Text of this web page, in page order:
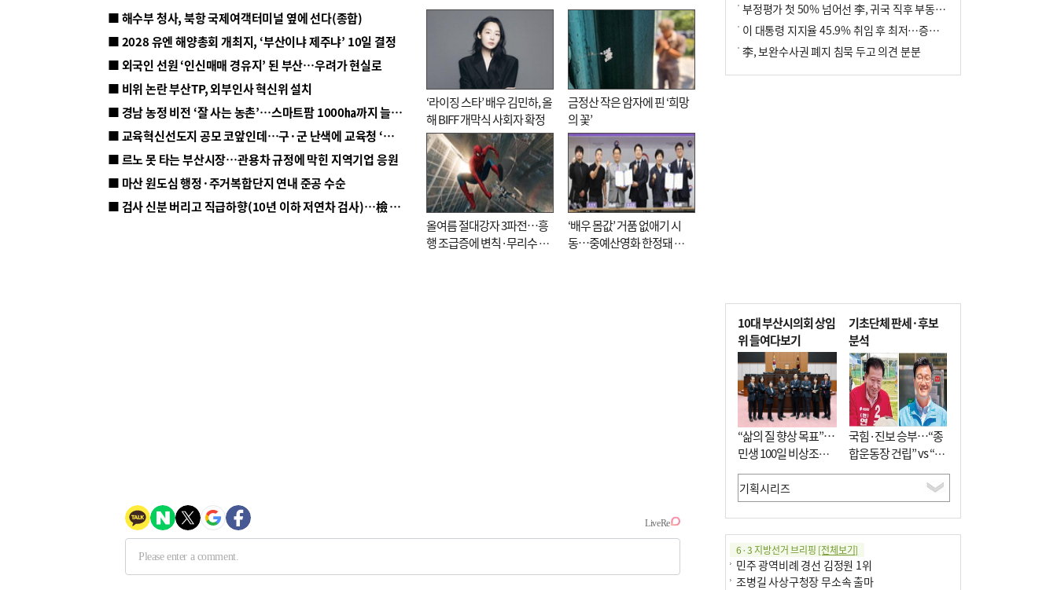
■ 해수부 청사, 북항 국제여객터미널 옆에 선다(종합)
■ 2028 유엔 해양총회 개최지, ‘부산이냐 제주냐’ 10일 결정
■ 외국인 선원 ‘인신매매 경유지’ 된 부산…우려가 현실로
■ 비위 논란 부산TP, 외부인사 혁신위 설치
■ 경남 농정 비전 ‘잘 사는 농촌’…스마트팜 1000㏊까지 늘린다
■ 교육혁신선도지 공모 코앞인데…구·군 난색에 교육청 ‘쩔쩔’
■ 르노 못 타는 부산시장…관용차 규정에 막힌 지역기업 응원
■ 마산 원도심 행정·주거복합단지 연내 준공 수순
■ 검사 신분 버리고 직급하향(10년 이하 저연차 검사)…檢 중수청행 기피
‘라이징 스타’ 배우 김민하, 올
해 BIFF 개막식 사회자 확정
금정산 작은 암자에 핀 ‘희망
의 꽃’
올여름 절대강자 3파전…흥
행 조급증에 변칙·무리수 마
‘배우 몸값’ 거품 없애기 시
동…중예산영화 한정돼 실
부정평가 첫 50% 넘어선 李, 귀국 직후 부동산·증시 점검(종합)
이 대통령 지지율 45.9% 취임 후 최저…증시 폭락·연임 개헌 논란 영향
李, 보완수사권 폐지 침묵 두고 의견 분분
10대 부산시의회 상임
위 들여다보기
“삶의 질 향상 목표”…
민생 100일 비상조치
면밀 심사
기초단체 판세·후보
분석
국힘·진보 승부…“종
합운동장 건립” vs “출
근 공공버스 도입”
6·3 지방선거 브리핑 [전체보기]
민주 광역비례 경선 김정원 1위
조병길 사상구청장 무소속 출마